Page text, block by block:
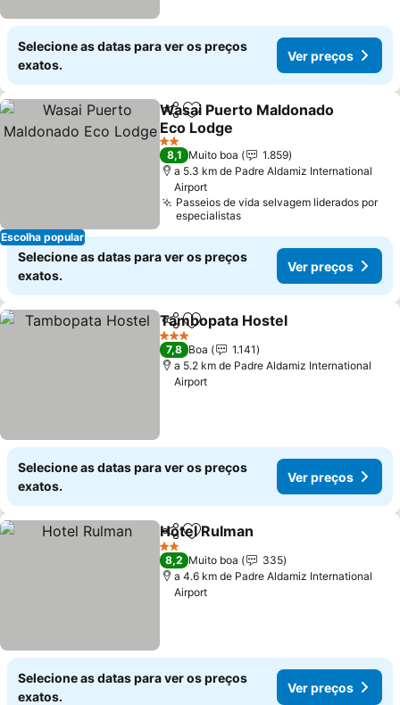
Selecione as datas para ver os preços
exatos.
Ver preços
Escolha popular
PartilharAdicionar aos favoritos
Wasai Puerto Maldonado
Eco Lodge
Ver preços
2 Estrelas
8,1 Muito boa
1.859
a 5.3 km de Padre Aldamiz International
Airport
Passeios de vida selvagem liderados por
especialistas
Selecione as datas para ver os preços
exatos.
Ver preços
PartilharAdicionar aos favoritos
Tambopata Hostel
3 Estrelas
7,8 Boa
1.141
a 5.2 km de Padre Aldamiz International
Airport
Selecione as datas para ver os preços
exatos.
Ver preços
PartilharAdicionar aos favoritos
Hotel Rulman
2 Estrelas
8,2 Muito boa
335
a 4.6 km de Padre Aldamiz International
Airport
Selecione as datas para ver os preços
exatos.
Ver preços